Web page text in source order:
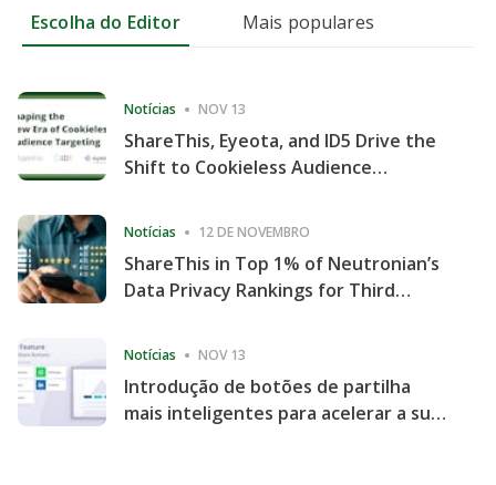
Escolha do Editor Mais populares
Notícias NOV 13
ShareThis, Eyeota, and ID5 Drive the
Shift to Cookieless Audience
Notícias 12 DE NOVEMBRO
ShareThis in Top 1% of Neutronian’s
Data Privacy Rankings for Third
Notícias NOV 13
Introdução de botões de partilha
mais inteligentes para acelerar a sua